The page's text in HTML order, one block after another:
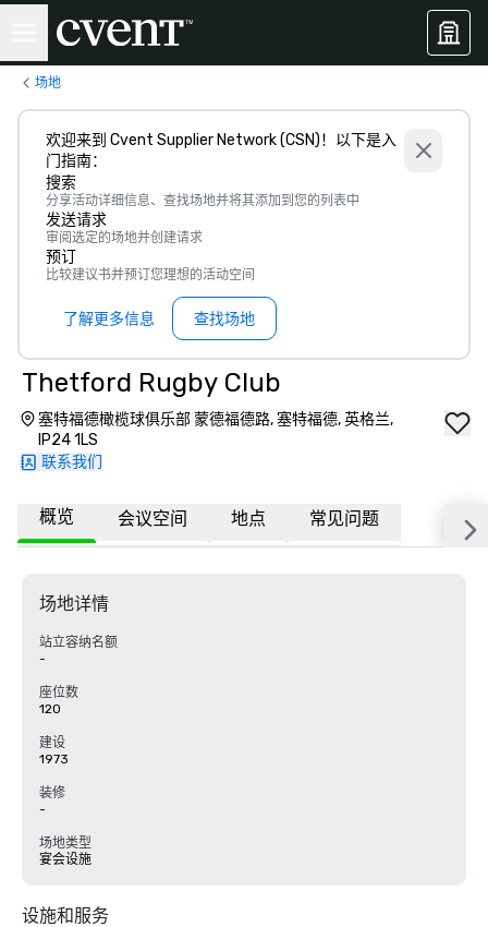
场地
欢迎来到 Cvent Supplier Network (CSN)！以下是入
门指南：
搜索
分享活动详细信息、查找场地并将其添加到您的列表中
发送请求
审阅选定的场地并创建请求
预订
比较建议书并预订您理想的活动空间
了解更多信息 查找场地
Thetford Rugby Club
塞特福德橄榄球俱乐部 蒙德福德路, 塞特福德, 英格兰,
IP24 1LS
联系我们
概览 会议空间 地点 常见问题
场地详情
站立容纳名额
-
座位数
120
建设
1973
装修
-
场地类型
宴会设施
设施和服务